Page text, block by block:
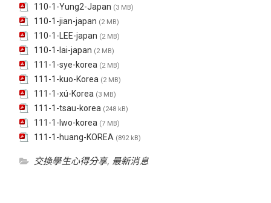
110-1-Yung2-Japan (3 MB)
110-1-jian-japan (2 MB)
110-1-LEE-japan (2 MB)
110-1-lai-japan (2 MB)
111-1-sye-korea (2 MB)
111-1-kuo-Korea (2 MB)
111-1-xú-Korea (3 MB)
111-1-tsau-korea (248 kB)
111-1-lwo-korea (7 MB)
111-1-huang-KOREA (892 kB)
交換學生心得分享, 最新消息